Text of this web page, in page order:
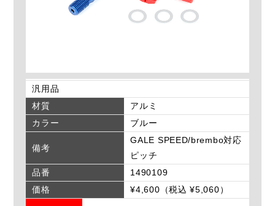
汎用品
材質
アルミ
カラー
ブルー
備考
GALE SPEED/brembo対応
ピッチ
品番
1490109
価格
¥4,600（税込 ¥5,060）